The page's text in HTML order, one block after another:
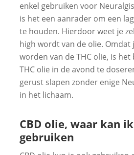
enkel gebruiken voor
is het een aanrader om een
te houden. Hierdoor weet je
high wordt van de olie. Omdat
worden van de THC olie, is
THC olie in de avond te
gerust slapen zonder enige
in het lichaam.
CBD olie, waar kan
gebruiken